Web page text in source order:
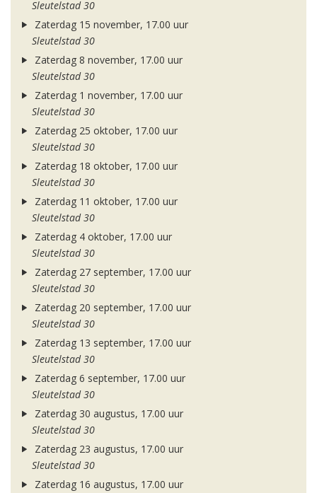
Sleutelstad 30
Zaterdag 15 november, 17.00 uur
Sleutelstad 30
Zaterdag 8 november, 17.00 uur
Sleutelstad 30
Zaterdag 1 november, 17.00 uur
Sleutelstad 30
Zaterdag 25 oktober, 17.00 uur
Sleutelstad 30
Zaterdag 18 oktober, 17.00 uur
Sleutelstad 30
Zaterdag 11 oktober, 17.00 uur
Sleutelstad 30
Zaterdag 4 oktober, 17.00 uur
Sleutelstad 30
Zaterdag 27 september, 17.00 uur
Sleutelstad 30
Zaterdag 20 september, 17.00 uur
Sleutelstad 30
Zaterdag 13 september, 17.00 uur
Sleutelstad 30
Zaterdag 6 september, 17.00 uur
Sleutelstad 30
Zaterdag 30 augustus, 17.00 uur
Sleutelstad 30
Zaterdag 23 augustus, 17.00 uur
Sleutelstad 30
Zaterdag 16 augustus, 17.00 uur